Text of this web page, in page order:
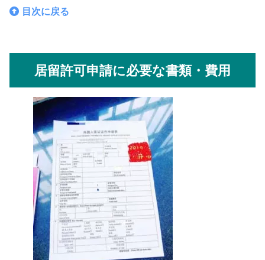
目次に戻る
居留許可申請に必要な書類・費用